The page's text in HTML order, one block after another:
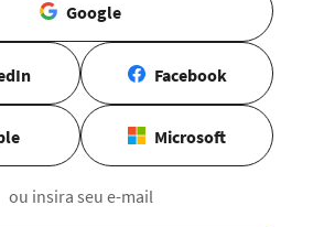
Google
Facebook
Microsoft
ou insira seu e-mail